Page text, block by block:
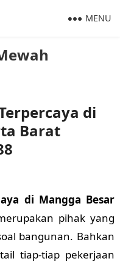
MENU
di
Barat
di Mangga Besar
pihak yang
bangunan. Bahkan
tiap-tiap pekerjaan